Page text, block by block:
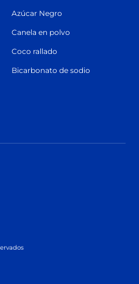
Azúcar Negro
Canela en polvo
Coco rallado
Bicarbonato de sodio